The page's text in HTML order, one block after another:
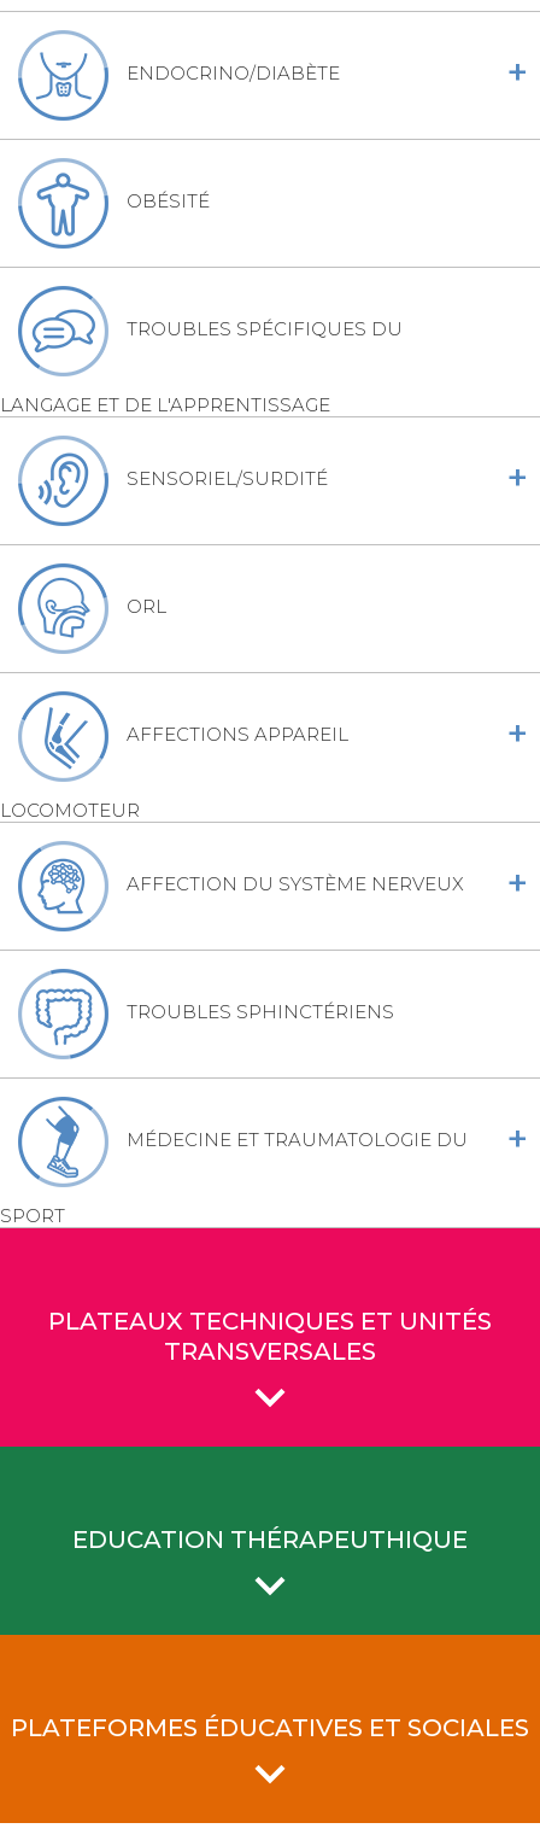
ENDOCRINO/DIABÈTE +
OBÉSITÉ
TROUBLES SPÉCIFIQUES DU
LANGAGE ET DE L'APPRENTISSAGE
SENSORIEL/SURDITÉ +
ORL
AFFECTIONS APPAREIL
LOCOMOTEUR
+
AFFECTION DU SYSTÈME NERVEUX +
TROUBLES SPHINCTÉRIENS
MÉDECINE ET TRAUMATOLOGIE DU
SPORT
+
PLATEAUX TECHNIQUES ET UNITÉS
TRANSVERSALES
EDUCATION THÉRAPEUTHIQUE
PLATEFORMES ÉDUCATIVES ET SOCIALES